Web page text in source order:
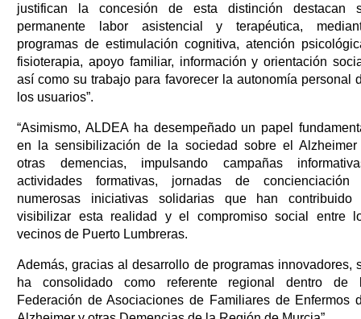
justifican la concesión de esta distinción destacan
permanente labor asistencial y terapéutica,
programas de estimulación cognitiva, atención
fisioterapia, apoyo familiar, información y orientación
así como su trabajo para favorecer la autonomía personal
los usuarios”.
“Asimismo, ALDEA ha desempeñado un papel
en la sensibilización de la sociedad sobre el
otras demencias, impulsando campañas
actividades formativas, jornadas de concienciación
numerosas iniciativas solidarias que han contribuido
visibilizar esta realidad y el compromiso social entre
vecinos de Puerto Lumbreras.
Además, gracias al desarrollo de programas innovadores,
ha consolidado como referente regional dentro de
Federación de Asociaciones de Familiares de Enfermos